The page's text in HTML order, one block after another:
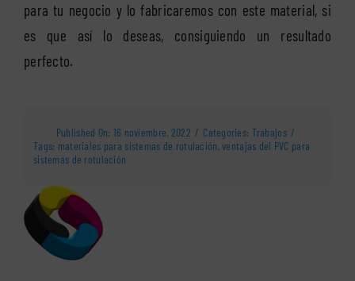
para tu negocio y lo fabricaremos con este material, si
es que así lo deseas, consiguiendo un resultado
perfecto.
Published On: 16 noviembre, 2022 / Categories: Trabajos /
Tags: materiales para sistemas de rotulación,ventajas del PVC para
sistemas de rotulación